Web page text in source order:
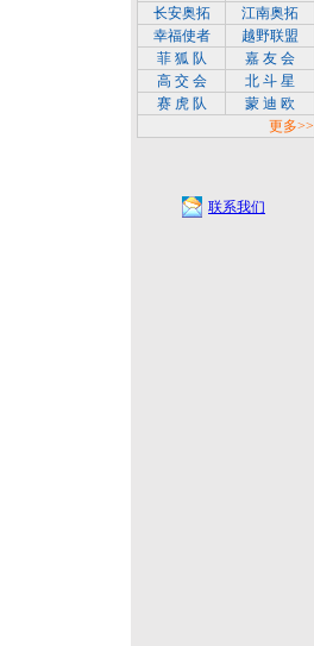
长安奥拓
江南奥拓
幸福使者
越野联盟
菲 狐 队
嘉 友 会
高 交 会
北 斗 星
赛 虎 队
蒙 迪 欧
更多>>
联系我们